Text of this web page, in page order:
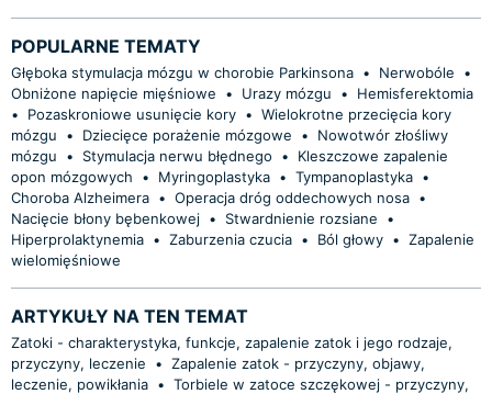
POPULARNE TEMATY
Głęboka stymulacja mózgu w chorobie Parkinsona • Nerwobóle
•
Obniżone napięcie mięśniowe
• Urazy mózgu •
Hemisferektomia
•
Pozaskroniowe usunięcie kory • Wielokrotne przecięcia kory
mózgu
• Dziecięce porażenie mózgowe •
Nowotwór złośliwy
mózgu
• Stymulacja nerwu błędnego •
Kleszczowe zapalenie
opon mózgowych
• Myringoplastyka • Tympanoplastyka •
Choroba Alzheimera • Operacja dróg oddechowych nosa •
Nacięcie błony bębenkowej • Stwardnienie rozsiane
•
Hiperprolaktynemia • Zaburzenia czucia • Ból głowy • Zapalenie
wielomięśniowe
ARTYKUŁY NA TEN TEMAT
Zatoki - charakterystyka, funkcje, zapalenie zatok i jego rodzaje,
przyczyny, leczenie
• Zapalenie zatok - przyczyny, objawy,
leczenie, powikłania • Torbiele w zatoce szczękowej - przyczyny,